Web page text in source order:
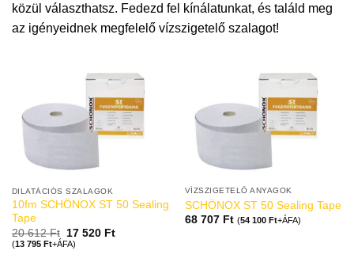
közül választhatsz. Fedezd fel kínálatunkat, és találd meg
az igényeidnek megfelelő vízszigetelő szalagot!
DILATÁCIÓS SZALAGOK
10fm SCHÖNOX ST 50 Sealing
Tape
20 612Ft 17 520 Ft
(13 795 Ft+ÁFA)
VÍZSZIGETELŐ ANYAGOK
SCHÖNOX ST 50 Sealing Tape
68 707 Ft (54 100 Ft+ÁFA)